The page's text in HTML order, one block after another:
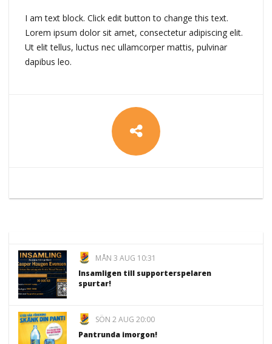
I am text block. Click edit button to change this text.
Lorem ipsum dolor sit amet, consectetur adipiscing elit.
Ut elit tellus, luctus nec ullamcorper mattis, pulvinar
dapibus leo.
MÅN 3 AUG 10:31
Insamligen till supporterspelaren
spurtar!
SÖN 2 AUG 20:00
Pantrunda imorgon!